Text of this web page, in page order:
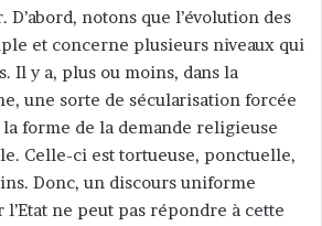
notons que l’évolution des
et concerne plusieurs niveaux qui
Il y a, plus ou moins, dans la
une sorte de sécularisation forcée
forme de la demande religieuse
Celle-ci est tortueuse, ponctuelle,
Donc, un discours uniforme
ne peut pas répondre à cette